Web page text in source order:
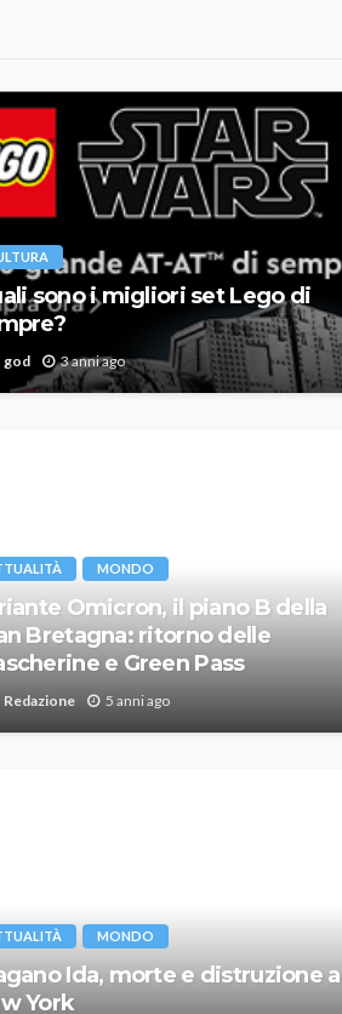
sono i migliori set Lego di
god 3 anni ago
MONDO
Omicron, il piano B della
Bretagna: ritorno delle
e Green Pass
Redazione 5 anni ago
MONDO
Ida, morte e distruzione a
York